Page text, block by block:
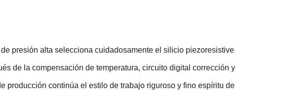
presión alta selecciona cuidadosamente el silicio piezoresistive
de la compensación de temperatura, circuito digital corrección y
producción continúa el estilo de trabajo riguroso y fino espíritu de